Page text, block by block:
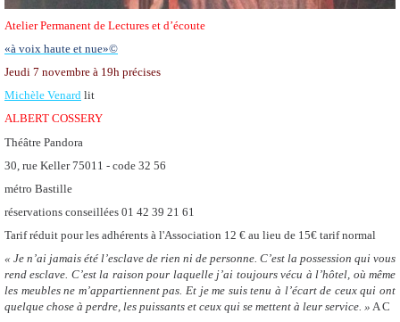
Atelier Permanent de Lectures et d’écoute
«à voix haute et nue»©
Jeudi 7 novembre à 19h précises
Michèle Venard lit
ALBERT COSSERY
Théâtre Pandora
30, rue Keller 75011 - code 32 56
métro Bastille
réservations conseillées 01 42 39 21 61
Tarif réduit pour les adhérents à l'Association 12 € au lieu de 15€ tarif normal
« Je n’ai jamais été l’esclave de rien ni de personne. C’est la possession qui vous
rend esclave. C’est la raison pour laquellej’ai toujours vécu à l’hôtel, où même
les meubles ne m’appartiennent pas. Et je me suis tenu à l’écart de ceux qui ont
quelque chose à perdre, les puissants et ceux qui se mettent à leur service. » A C